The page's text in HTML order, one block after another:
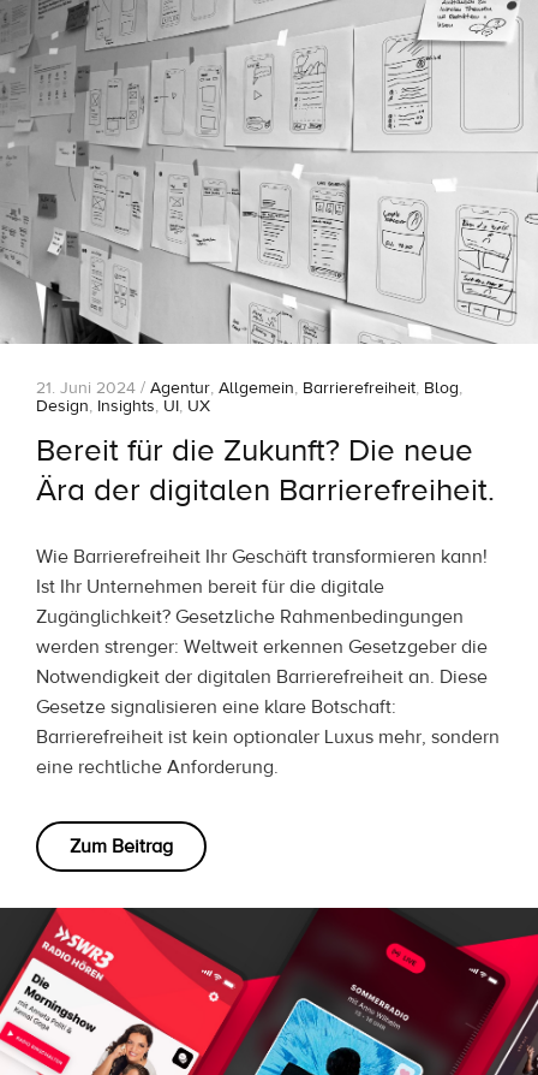
21. Juni 2024 / Agentur, Allgemein, Barrierefreiheit, Blog,
Design, Insights, UI, UX
Bereit für die Zukunft? Die neue
Ära der digitalen Barrierefreiheit.
Wie Barrierefreiheit Ihr Geschäft transformieren kann!
Ist Ihr Unternehmen bereit für die digitale
Zugänglichkeit? Gesetzliche Rahmenbedingungen
werden strenger: Weltweit erkennen Gesetzgeber die
Notwendigkeit der digitalen Barrierefreiheit an. Diese
Gesetze signalisieren eine klare Botschaft:
Barrierefreiheit ist kein optionaler Luxus mehr, sondern
eine rechtliche Anforderung.
Zum Beitrag